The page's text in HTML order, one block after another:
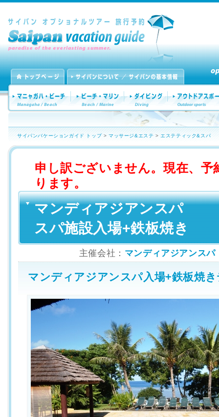
サイパンバケーションガイド トップ>マッサージ&エステ > エステティック&スパ
申し訳ございません。現在、予
ります。
マンディアジアンスパ
スパ施設入場+鉄板焼き
主催会社： マンディアジアンス
マンディアジアンスパ入場+鉄板焼